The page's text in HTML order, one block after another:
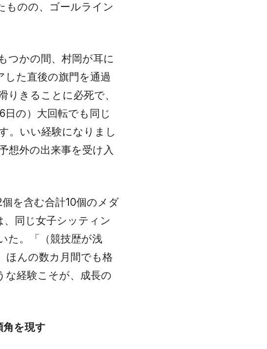
ものの、ゴールライン
つかの間、村岡が耳に
した直後の旗門を通過
きることに必死で、
の）大回転でも同じ
。いい経験になりまし
想外の出来事を受け入
を含む合計10個のメダ
同じ女子シッティン
た。「（競技歴が浅
ほんの数カ月間でも格
な経験こそが、成長の
角を現す